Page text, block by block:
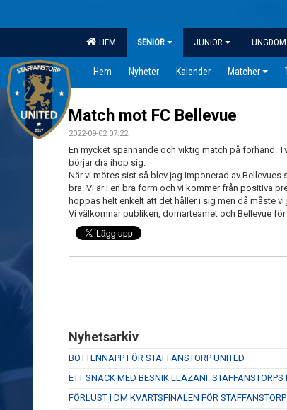
HEM SENIOR JUNIOR UNGDOM
Hem Nyheter Kalender Matcher
Match mot FC Bellevue
2022-09-02 07:22
En mycket spännande och viktig match på förhand.
börjar dra ihop sig.
När vi mötes sist så blev jag imponerad av
bra. Vi är i en bra form och vi kommer från positiva
hoppas helt enkelt att det håller i sig men då måste
Vi välkomnar publiken, domarteamet och Bellevue
Nyhetsarkiv
BOTTENNAPP FÖR STAFFANSTORP UNITED
ETT SNACK MED BESNIK LLAZANI.
FÖRLUST I DM KVARTSFINALEN FÖR STAFFANSTORP